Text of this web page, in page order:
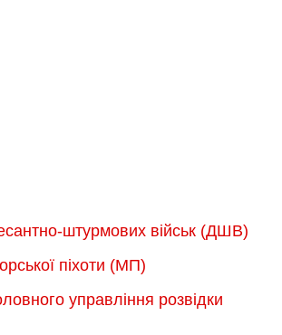
штурмових військ (ДШВ)
піхоти (МП)
управління розвідки